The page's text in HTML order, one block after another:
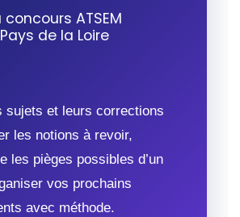
ATSEM
de la Loire
sujets et leurs corrections
les notions à revoir,
les pièges possibles d’un
vos prochains
avec méthode.